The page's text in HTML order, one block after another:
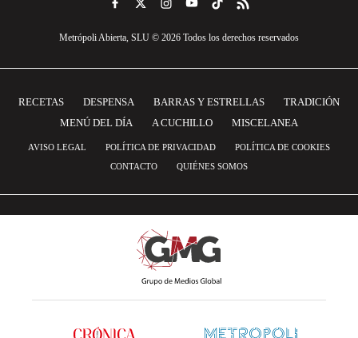
Metrópoli Abierta, SLU © 2026 Todos los derechos reservados
RECETAS DESPENSA BARRAS Y ESTRELLAS
TRADICIÓN
MENÚ DEL DÍA
A CUCHILLO MISCELANEA
AVISO LEGAL POLÍTICA DE PRIVACIDAD
POLÍTICA DE COOKIES
CONTACTO
QUIÉNES SOMOS